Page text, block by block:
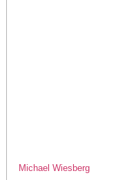
Michael Wiesberg